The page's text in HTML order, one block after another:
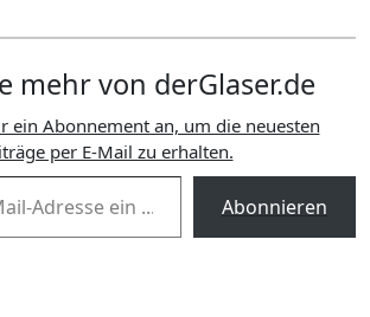
mehr von derGlaser.de
per E-Mail zu erhalten.
Abonnieren